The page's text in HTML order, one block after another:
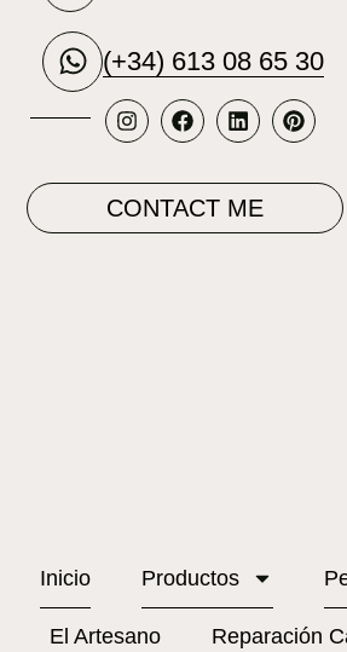
(+34) 613 08 65 30
CONTACT ME
Inicio Productos
El Artesano Reparación